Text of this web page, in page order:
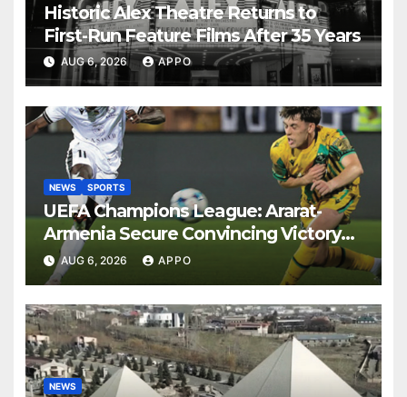
Historic Alex Theatre Returns to
First-Run Feature Films After 35 Years
AUG 6, 2026 APPO
NEWS SPORTS
UEFA Champions League: Ararat-
Armenia Secure Convincing Victory
Over Shamrock Rovers 2-0
AUG 6, 2026 APPO
NEWS